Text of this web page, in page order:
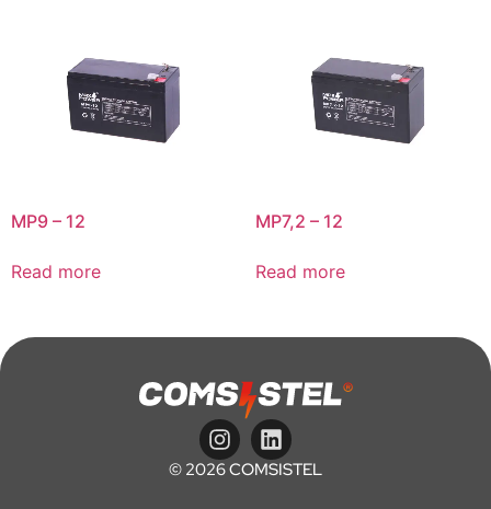
MP9 – 12
Read more
MP7,2 – 12
Read more
© 2026 COMSISTEL